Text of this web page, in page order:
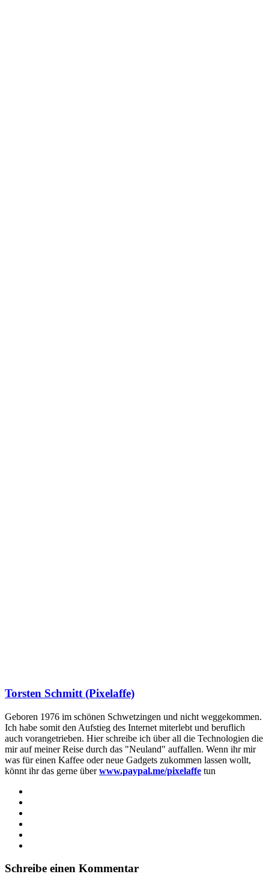
Torsten Schmitt (Pixelaffe)
Geboren 1976 im schönen Schwetzingen und nicht weggekommen.
Ich habe somit den Aufstieg des Internet miterlebt und beruflich
auch vorangetrieben. Hier schreibe ich über all die Technologien die
mir auf meiner Reise durch das "Neuland" auffallen. Wenn ihr mir
was für einen Kaffee oder neue Gadgets zukommen lassen wollt,
könnt ihr das gerne überwww.paypal.me/pixelaffe tun
Schreibe einen Kommentar